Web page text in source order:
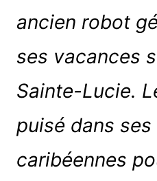
ancien robot
ses vacances
Sainte-Lucie.
puisé dans
caribéennes